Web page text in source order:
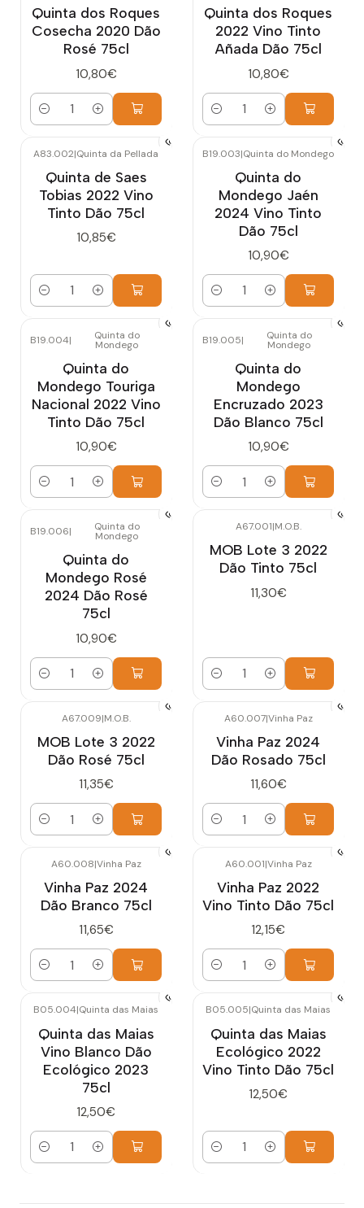
Quinta dos Roques
Cosecha 2020 Dão
Rosé 75cl
10,80€
Cantidad
Quinta dos Roques
2022 Vino Tinto
Añada Dão 75cl
10,80€
Cantidad
A83.002|Quinta da Pellada
Quinta de Saes
Tobias 2022 Vino
Tinto Dão 75cl
10,85€
Cantidad
B19.003|Quinta do Mondego
Quinta do
Mondego Jaén
2024 Vino Tinto
Dão 75cl
10,90€
Cantidad
B19.004| Quinta do
Mondego
Quinta do
Mondego Touriga
Nacional 2022 Vino
Tinto Dão 75cl
10,90€
Cantidad
B19.005| Quinta do
Mondego
Quinta do
Mondego
Encruzado 2023
Dão Blanco 75cl
10,90€
Cantidad
B19.006| Quinta do
Mondego
Quinta do
Mondego Rosé
2024 Dão Rosé
75cl
10,90€
Cantidad
A67.001|M.O.B.
MOB Lote 3 2022
Dão Tinto 75cl
11,30€
Cantidad
A67.009|M.O.B.
MOB Lote 3 2022
Dão Rosé 75cl
11,35€
Cantidad
A60.007|Vinha Paz
Vinha Paz 2024
Dão Rosado 75cl
11,60€
Cantidad
A60.008|Vinha Paz
Vinha Paz 2024
Dão Branco 75cl
11,65€
Cantidad
A60.001|Vinha Paz
Vinha Paz 2022
Vino Tinto Dão 75cl
12,15€
Cantidad
B05.004|Quinta das Maias
Quinta das Maias
Vino Blanco Dão
Ecológico 2023
75cl
12,50€
Cantidad
B05.005|Quinta das Maias
Quinta das Maias
Ecológico 2022
Vino Tinto Dão 75cl
12,50€
Cantidad